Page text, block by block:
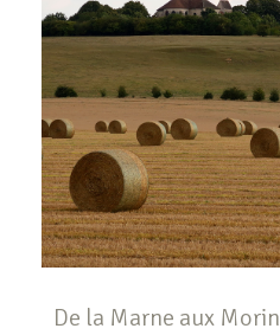
De la Marne aux